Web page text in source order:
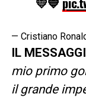
— Cristiano
IL
mio primo
il grande